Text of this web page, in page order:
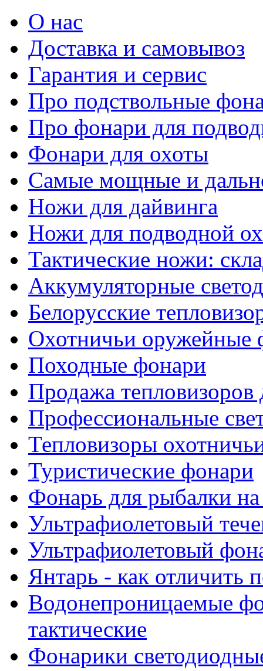
О нас
Доставка и самовывоз
Гарантия и сервис
Про подствольные
Про фонари для
Фонари для охоты
Самые мощные и
Ножи для дайвинга
Ножи для подводной
Тактические ножи:
Аккумуляторные
Белорусские
Охотничьи оружейные
Походные фонари
Продажа тепловизоров
Профессиональные
Тепловизоры
Туристические фонари
Фонарь для рыбалки на
Ультрафиолетовый
Ультрафиолетовый
Янтарь - как отличить
Водонепроницаемые
тактические
Фонарики